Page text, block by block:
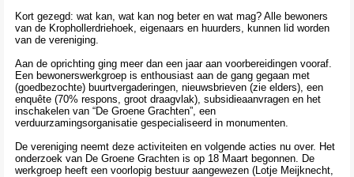
Kort gezegd: wat kan, wat kan nog beter en wat mag? Alle bewoners
van de Krophollerdriehoek, eigenaars en huurders, kunnen lid worden
van de vereniging.
Aan de oprichting ging meer dan een jaar aan voorbereidingen vooraf.
Een bewonerswerkgroep is enthousiast aan de gang gegaan met
(goedbezochte) buurtvergaderingen, nieuwsbrieven (zie elders), een
enquête (70% respons, groot draagvlak), subsidieaanvragen en het
inschakelen van “De Groene Grachten”, een
verduurzamingsorganisatie gespecialiseerd in monumenten.
De vereniging neemt deze activiteiten en volgende acties nu over. Het
onderzoek van De Groene Grachten is op 18 Maart begonnen. De
werkgroep heeft een voorlopig bestuur aangewezen (Lotje Meijknecht,